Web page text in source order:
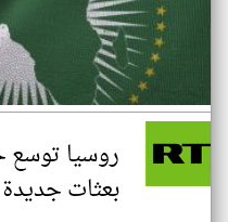
روسيا توسع
بعثات جديدة في 4 دول